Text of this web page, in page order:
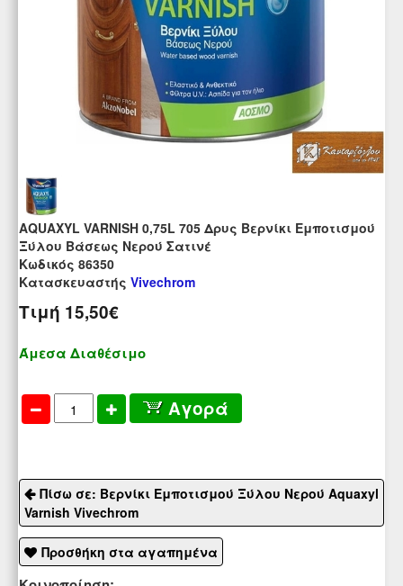
AQUAXYL VARNISH 0,75L 705 Δρυς Βερνίκι Εμποτισμού
Ξύλου Βάσεως Νερού Σατινέ
Kωδικός 86350
Κατασκευαστής Vivechrom
Τιμή 15,50€
Άμεσα Διαθέσιμο
Αγορά
Πίσω σε: Βερνίκι Εμποτισμού Ξύλου Νερού Aquaxyl
Varnish Vivechrom
Προσθήκη στα αγαπημένα